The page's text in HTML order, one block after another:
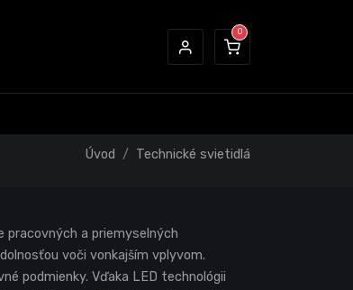
Úvod Technické svietidlá
pracovných a priemyselných
voči vonkajším vplyvom.
podmienky. Vďaka LED technológii